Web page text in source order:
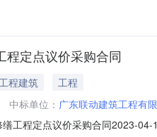
程定点议价采购合同
工程建筑
工程
中标单位： 广东联动建筑工程有
工程定点议价采购合同2023-